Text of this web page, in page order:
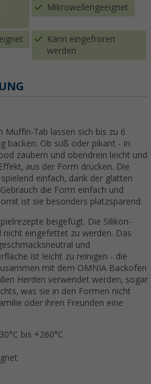
Mikrowellengeeignet
Kann eingefroren
werden
Muffin-Tab lassen sich bis zu 6
backen. Ob süß oder pikant - in
zaubern und obendrein leicht und
aus der Form drücken. Die
einfach, dank der glatten
die Form einfach und
ist sie besonders platzsparend.
beigefügt. Die Silikon-
nicht eingefettet zu werden. Das
und
ist leicht zu reinigen - die
mit dem OMNIA Backofen
Herden verwendet werden, sogar
was sie in den Formen nicht
oder ihren Freunden eine
bis +260°C